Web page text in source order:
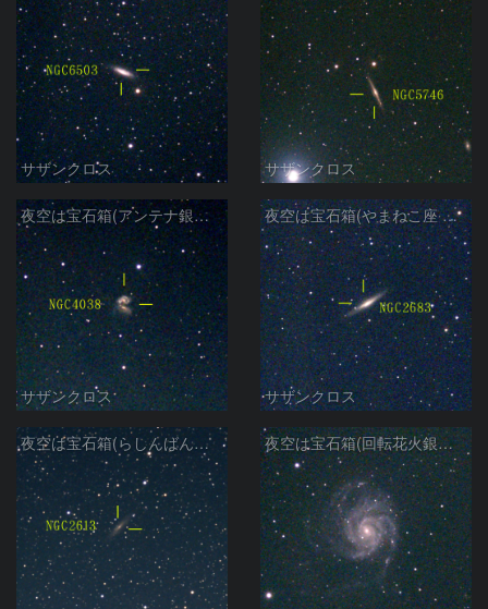
サザンクロス サザンクロス
夜空は宝石箱(アンテナ銀河 NGC4038) Seestar50
サザンクロス
夜空は宝石箱(やまねこ座 NGC2683) Seestar50
サザンクロス
夜空は宝石箱(らしんばん座 NGC2613) Seestar50 夜空は宝石箱(回転花火銀河 M101) Seestar50